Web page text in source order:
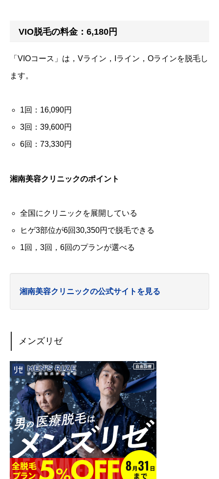
VIO脱毛の料金：6,180円
「VIOコース」は，Vライン，Iライン，Oラインを脱毛し
ます。
1回：16,090円
3回：39,600円
6回：73,330円
湘南美容クリニックのポイント
全国にクリニックを展開している
ヒゲ3部位が6回30,350円で脱毛できる
1回，3回，6回のプランが選べる
湘南美容クリニックの公式サイトを見る
メンズリゼ